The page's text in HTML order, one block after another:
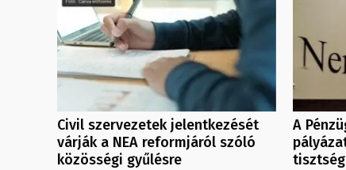
Civil szervezetek jelentkezését
várják a NEA reformjáról szóló
közösségi gyűlésre
A